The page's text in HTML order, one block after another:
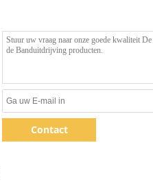
Contact